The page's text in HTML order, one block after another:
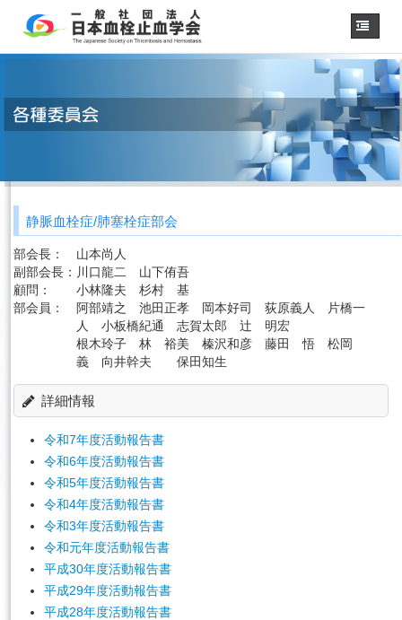
学会概要・理事長挨拶
各種委員会
用語集
認定医制度
認定技師制度
学術集会
会員専用
事務手続き（入退会・変更）
リンク
静脈血栓症/肺塞栓症部会
部会長：
山本尚人
副部会長： 川口龍二 山下侑吾
顧問：
小林隆夫 杉村 基
部会員：
阿部靖之 池田正孝 岡本好司 荻原義人 片橋一
人 小板橋紀通 志賀太郎 辻 明宏
根木玲子 林 裕美 榛沢和彦 藤田 悟 松岡
義 向井幹夫 保田知生
詳細情報
令和7年度活動報告書
令和6年度活動報告書
令和5年度活動報告書
令和4年度活動報告書
令和3年度活動報告書
令和元年度活動報告書
平成30年度活動報告書
平成29年度活動報告書
平成28年度活動報告書